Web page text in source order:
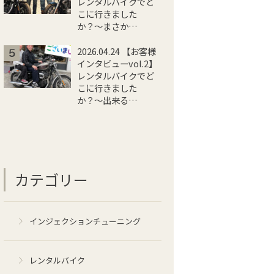
こに行きました
か？〜まさか…
2026.04.24 【お客様
インタビューvol.2】
レンタルバイクでど
こに行きました
か？〜出来る…
カテゴリー
インジェクションチューニング
レンタルバイク